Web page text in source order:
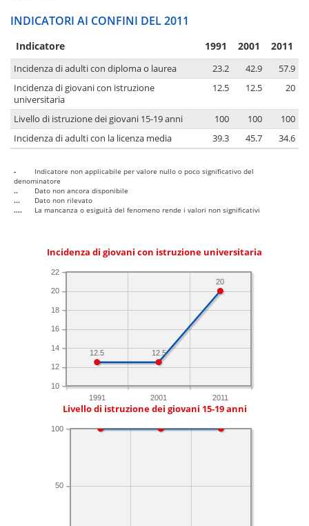
INDICATORI AI CONFINI DEL 2011
Indicatore 1991 2001 2011
Incidenza di adulti con diploma o laurea 23.2 42.9
57.9
Incidenza di giovani con istruzione
universitaria
12.5 12.5 20
Livello di istruzione dei giovani 15-19 anni 100 100
100
Incidenza di adulti con la licenza media
39.3 45.7 34.6
-
Indicatore non applicabile per valore nullo o poco significativo del
denominatore
..
Dato non ancora disponibile
...
Dato non rilevato
....
La mancanza o esiguità del fenomeno rende i valori non significativi
Incidenza di giovani con istruzione universitaria
1991 2001 2011
10
12
14
16
18
20
22
20
12.5
12.5
Livello di istruzione dei giovani 15-19 anni
50
100